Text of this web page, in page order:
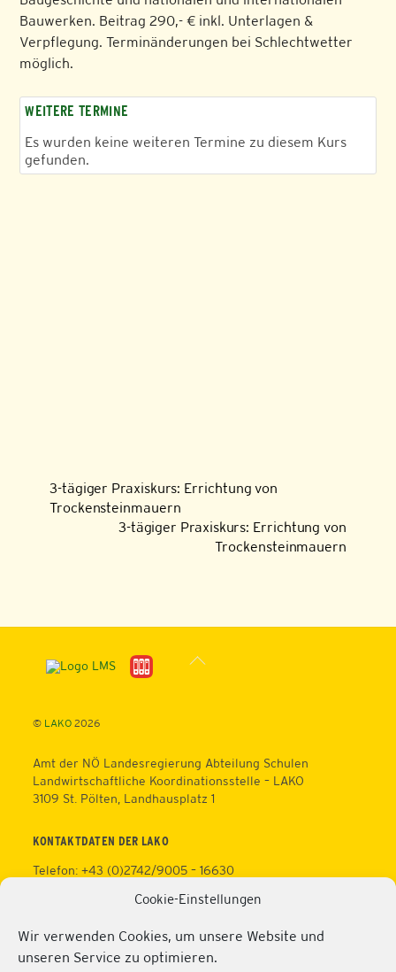
Cookie-Einstellungen
Wir verwenden Cookies, um unsere Website und
unseren Service zu optimieren.
Bauwerken. Beitrag 290,- € inkl. Unterlagen &
Verpflegung. Terminänderungen bei Schlechtwetter
möglich.
WEITERE TERMINE
Es wurden keine weiteren Termine zu diesem Kurs
gefunden.
3-tägiger Praxiskurs: Errichtung von
Trockensteinmauern
3-tägiger Praxiskurs: Errichtung von
Trockensteinmauern
Back
© LAKO2026
Amt der NÖ Landesregierung Abteilung Schulen
Landwirtschaftliche Koordinationsstelle – LAKO
3109 St. Pölten, Landhausplatz 1
KONTAKTDATEN DER LAKO
Telefon: +43 (0)2742/9005 – 16630
https://lako.at
Datenschutz
Impressum